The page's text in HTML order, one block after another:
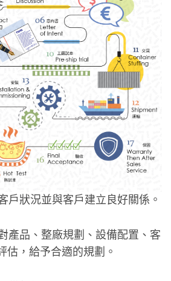
戶狀況並與客戶建立良好關係。
產品、整廠規劃、設備配置、客
估，給予合適的規劃。